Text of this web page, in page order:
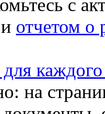
с
отчетом о
на